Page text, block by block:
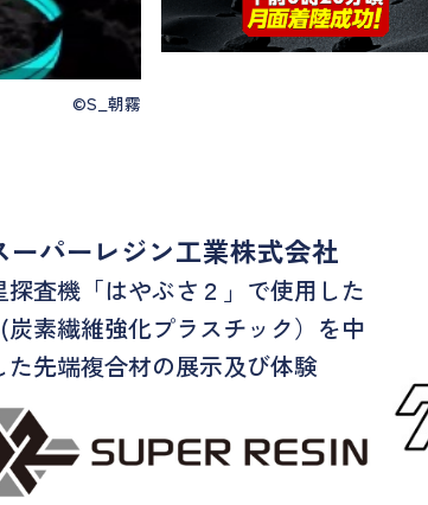
©S_朝霧
ーパーレジン工業株式会社
探査機「はやぶさ２」で使用した
炭素繊維強化プラスチック）を中
た先端複合材の展示及び体験